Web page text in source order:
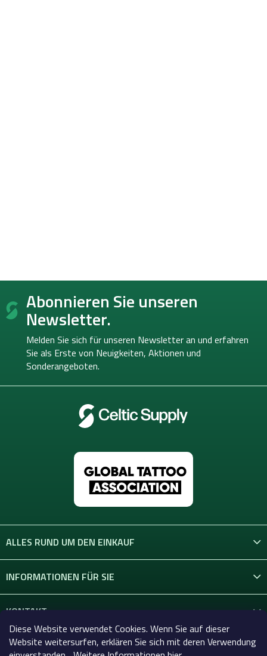
Diese Website verwendet Cookies. Wenn Sie auf dieser
Website weitersurfen, erklären Sie sich mit deren Verwendung
F
ß Abonnieren Sie unseren
Newsletter.
Melden Sie sich für unseren Newsletter an und erfahren
Sie als Erste von Neuigkeiten, Aktionen und
Sonderangeboten.
ALLES RUND UM DEN EINKAUF
INFORMATIONEN FÜR SIE
KONTAKT